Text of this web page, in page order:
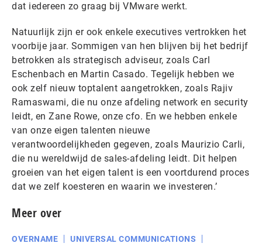
dat iedereen zo graag bij VMware werkt.
Natuurlijk zijn er ook enkele executives vertrokken het
voorbije jaar. Sommigen van hen blijven bij het bedrijf
betrokken als strategisch adviseur, zoals Carl
Eschenbach en Martin Casado. Tegelijk hebben we
ook zelf nieuw toptalent aangetrokken, zoals Rajiv
Ramaswami, die nu onze afdeling network en security
leidt, en Zane Rowe, onze cfo. En we hebben enkele
van onze eigen talenten nieuwe
verantwoordelijkheden gegeven, zoals Maurizio Carli,
die nu wereldwijd de sales-afdeling leidt. Dit helpen
groeien van het eigen talent is een voortdurend proces
dat we zelf koesteren en waarin we investeren.’
Meer over
OVERNAME UNIVERSAL COMMUNICATIONS